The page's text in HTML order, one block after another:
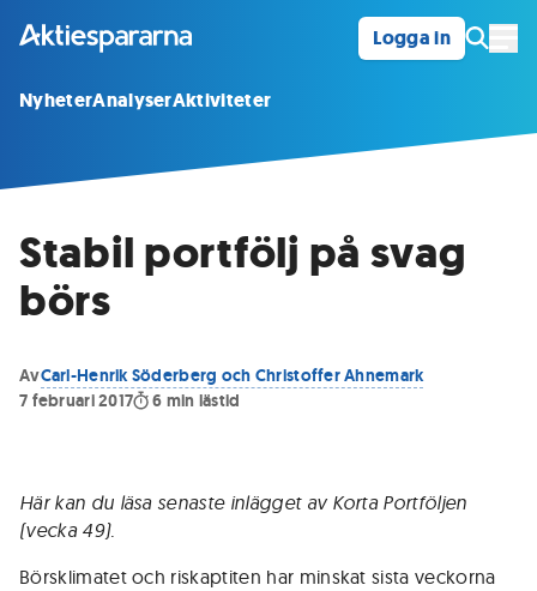
Logga in
NyheterAnalyserAktiviteter
Stabil portfölj på svag
börs
AvCarl-Henrik Söderberg och Christoffer Ahnemark
7 februari 2017
6 min lästid
Här kan du läsa senaste inlägget av Korta Portföljen
(vecka 49).
Börsklimatet och riskaptiten har minskat sista veckorna